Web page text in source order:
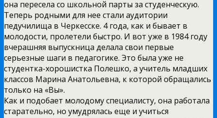
она пересела со школьной парты за студенческую.
Теперь родными для нее стали аудитории
педучилища в Черкесске. 4 года, как и бывает в
молодости, пролетели быстро. И вот уже в 1984 году
вчерашняя выпускница делала свои первые
серьезные шаги в педагогике. Это была уже не
студентка-хорошистка Полешко, а учитель младших
классов Марина Анатольевна, к которой обращались
только на «Вы».
Как и подобает молодому специалисту, она работала
старательно, но умудрялась еще и учиться